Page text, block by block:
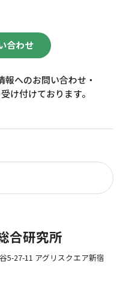
合わせ
へのお問い合わせ・
け付けております。
合研究所
5-27-11 アグリスクエア新宿